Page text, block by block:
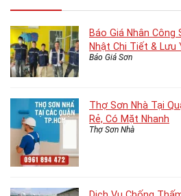
Báo Giá Nhân
Nhật Chi Tiết & Lưu
Báo Giá Sơn
Thợ Sơn Nhà Tại
Rẻ, Có Mặt Nhanh
Thợ Sơn Nhà